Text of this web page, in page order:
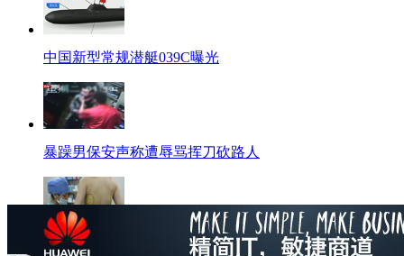
中国新型常规潜艇039C曝光
暴躁男保安声称遭辱骂挥刀砍路人
女子隆胸后假体破裂